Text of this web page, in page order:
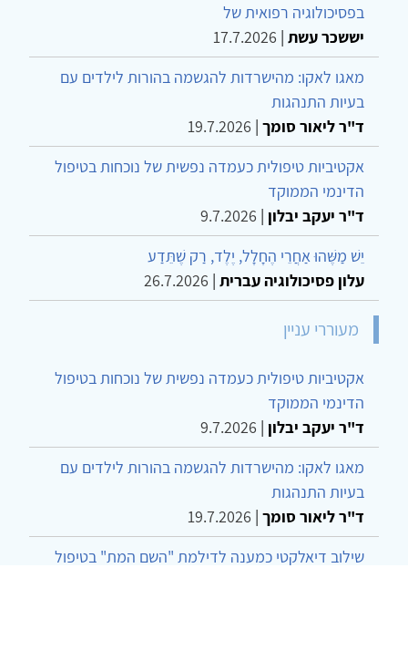
בפסיכולוגיה רפואית של
יששכר עשת |
17.7.2026
מאגו לאקו: מהישרדות להגשמה בהורות לילדים עם
בעיות התנהגות
ד"ר ליאור סומך |
19.7.2026
אקטיביות טיפולית כעמדה נפשית של נוכחות בטיפול
הדינמי הממוקד
ד"ר יעקב יבלון |
9.7.2026
יֵשׁ מַשֶּׁהוּ אַחֲרֵי הֶחָלָל, יֶלֶד, רַק שֶׁתֵּדַע
עלון פסיכולוגיה עברית |
26.7.2026
מעוררי עניין
אקטיביות טיפולית כעמדה נפשית של נוכחות בטיפול
הדינמי הממוקד
ד"ר יעקב יבלון |
9.7.2026
מאגו לאקו: מהישרדות להגשמה בהורות לילדים עם
בעיות התנהגות
ד"ר ליאור סומך |
19.7.2026
שילוב דיאלקטי כמענה לדילמת "השם המת" בטיפול